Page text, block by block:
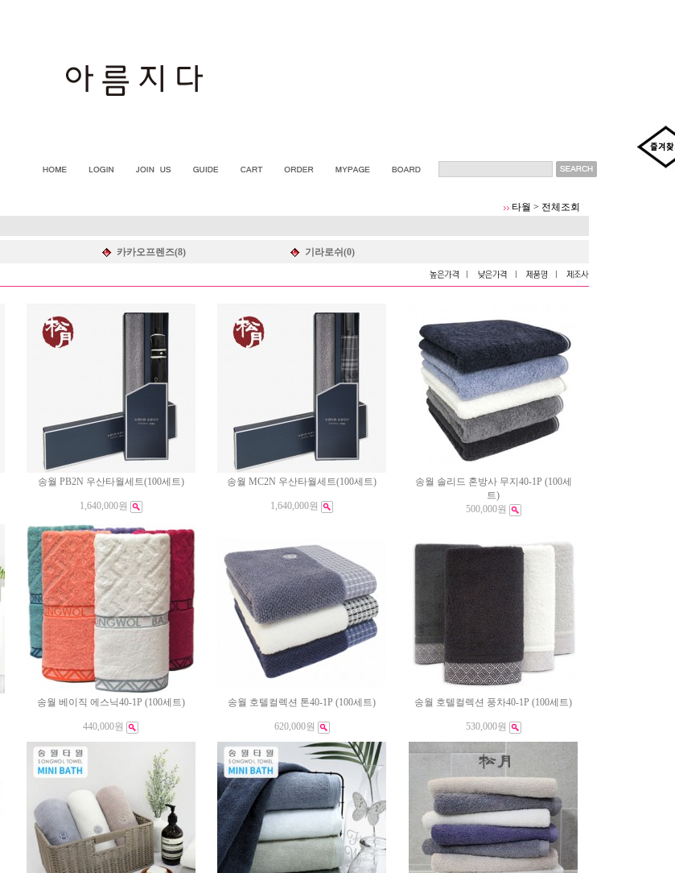
타월 > 전체조회
카카오프렌즈(8) 기라로쉬(0)
송월 PB2N 우산타월세트(100세트)
1,640,000원
송월 MC2N 우산타월세트(100세트)
1,640,000원
송월 솔리드 혼방사 무지40-1P (100세
트)
500,000원
송월 베이직 에스닉40-1P (100세트)
440,000원
송월 호텔컬렉션 톤40-1P (100세트)
620,000원
송월 호텔컬렉션 풍차40-1P (100세트)
530,000원